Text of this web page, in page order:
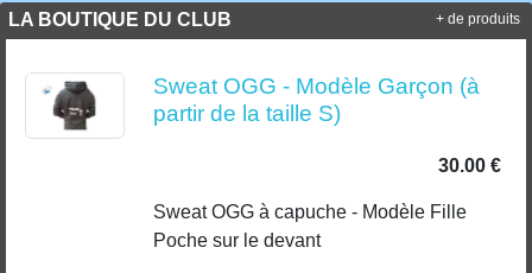
LA BOUTIQUE DU CLUB
Sweat OGG - Modèle Garçon (à
partir de la taille S)
30.00 €
Sweat OGG à capuche - Modèle Fille
Poche sur le devant
+ de produits